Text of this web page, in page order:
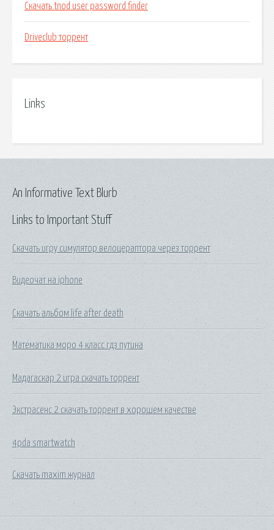
Скачать tnod user password finder
Driveclub торрент
Links
Links to Important Stuff
Скачать игру симулятор велоцераптора через торрент
Видеочат на iphone
Скачать альбом life after death
Математика моро 4 класс гдз путина
Мадагаскар 2 игра скачать торрент
Экстрасенс 2 скачать торрент в хорошем качестве
4pda smartwatch
Скачать maxim журнал
An Informative Text Blurb